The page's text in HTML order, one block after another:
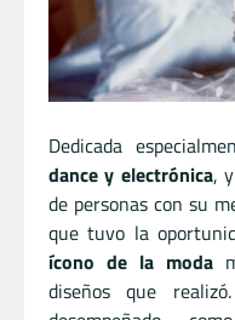
Dedicada
dance y electrónica,
de personas con su
que tuvo la
ícono de la moda
diseños que